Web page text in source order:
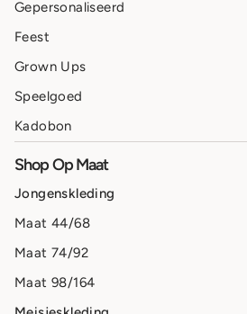
Gepersonaliseerd
Feest
Grown Ups
Speelgoed
Kadobon
Shop Op Maat
Jongenskleding
Maat 44/68
Maat 74/92
Maat 98/164